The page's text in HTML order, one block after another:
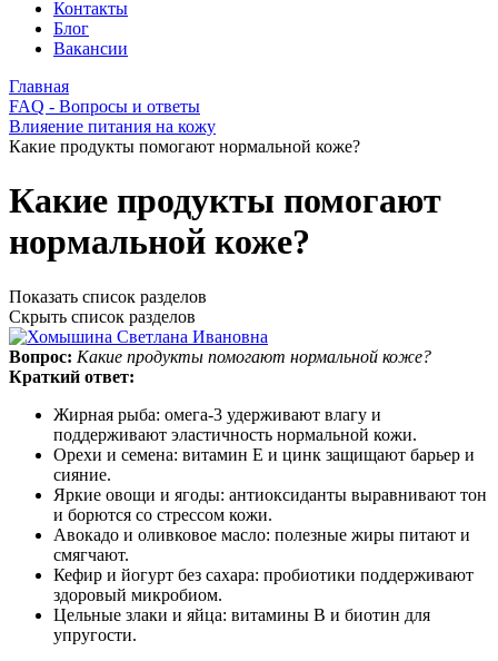
Контакты
Блог
Вакансии
Главная
FAQ - Вопросы и ответы
Влияение питания на кожу
Какие продукты помогают нормальной коже?
Какие продукты помогают
нормальной коже?
Показать список разделов
Скрыть список разделов
Вопрос: Какие продукты помогают нормальной коже?
Краткий ответ:
Жирная рыба: омега‑3 удерживают влагу и
поддерживают эластичность нормальной кожи.
Орехи и семена: витамин Е и цинк защищают барьер и
сияние.
Яркие овощи и ягоды: антиоксиданты выравнивают тон
и борются со стрессом кожи.
Авокадо и оливковое масло: полезные жиры питают и
смягчают.
Кефир и йогурт без сахара: пробиотики поддерживают
здоровый микробиом.
Цельные злаки и яйца: витамины B и биотин для
упругости.